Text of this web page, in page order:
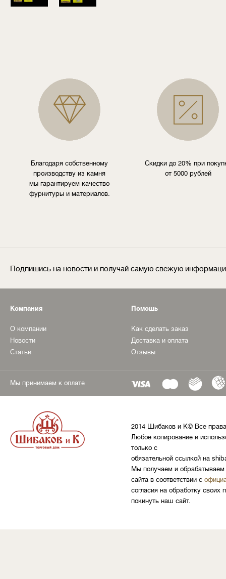
Благодаря собственному
производству из камня
мы гарантируем качество
фурнитуры и материалов.
Скидки до 20% при
от 5000 рублей
Подпишись на новости и получай самую свежую
Компания
О компании
Новости
Статьи
Помощь
Как сделать заказ
Доставка и оплата
Отзывы
Мы принимаем к оплате
2014 Шибаков и К© Все
Любое копирование и
только с
обязательной ссылкой на
Мы получаем и обрабатываем
сайта в соответствии с
согласия на обработку
покинуть наш сайт.